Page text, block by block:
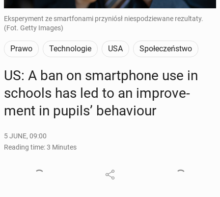
Eksperyment ze smartfonami przyniósł niespodziewane rezultaty.
(Fot. Getty Images)
Prawo Technologie USA Społeczeństwo
US: A ban on smart­phone use in
schools has led to an im­prove­
ment in pupils’ be­hav­iour
5 JUNE, 09:00
Reading time: 3 Minutes